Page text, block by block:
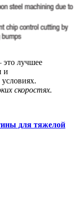
это лучшее
и
скоростях.
для тяжелой